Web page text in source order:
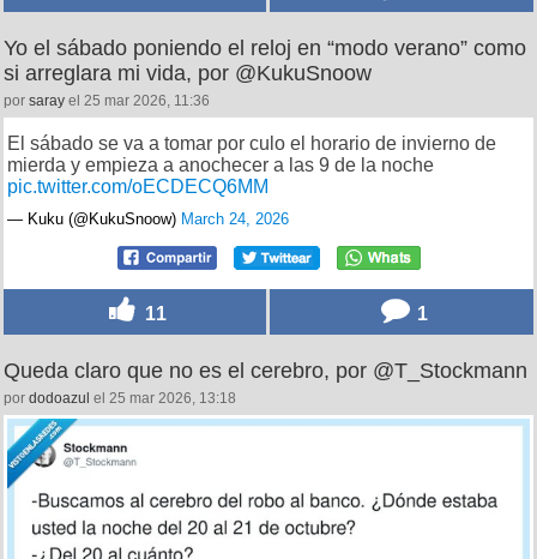
Yo el sábado poniendo el reloj en “modo verano” como
si arreglara mi vida, por @KukuSnoow
por saray el 25 mar 2026, 11:36
El sábado se va a tomar por culo el horario de invierno de
mierda y empieza a anochecer a las 9 de la noche
pic.twitter.com/oECDECQ6MM
— Kuku (@KukuSnoow) March 24, 2026
11 1
Queda claro que no es el cerebro, por @T_Stockmann
por dodoazul el 25 mar 2026, 13:18